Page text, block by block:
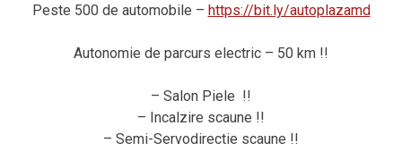
Peste 500 de automobile – https://bit.ly/autoplazamd
Autonomie de parcurs electric – 50 km !!
– Salon Piele !!
– Incalzire scaune !!
– Semi-Servodirectie scaune !!